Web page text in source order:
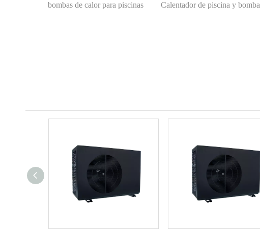
bombas de calor para piscinas Calentador de piscina y bomba